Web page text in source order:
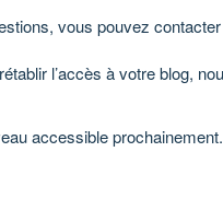
vous pouvez
l’accès à votre blog,
accessible